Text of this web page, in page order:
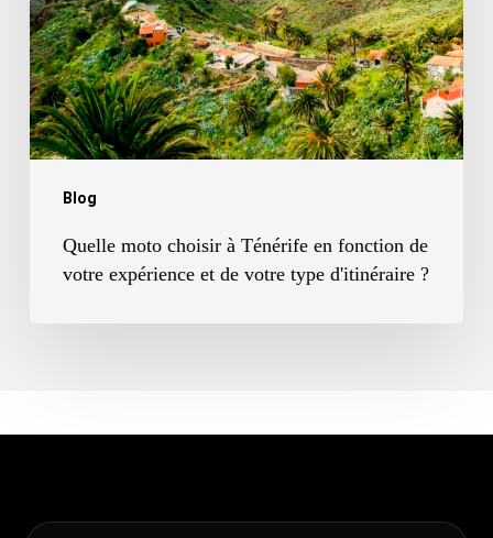
Blog
Ténérife
en
fonction
de
votre
votre
Quelle moto choisir à Ténérife en fonction de
votre expérience et de votre type d'itinéraire ?